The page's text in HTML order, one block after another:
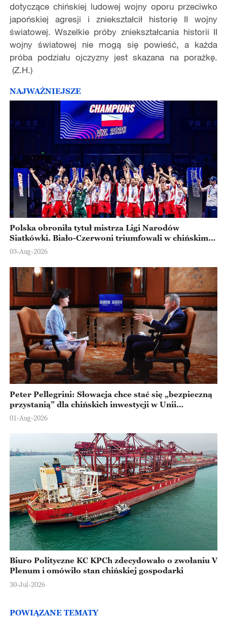
dotyczące chińskiej ludowej wojny oporu przeciwko
japońskiej agresji i zniekształcił historię II wojny
światowej. Wszelkie próby zniekształcania historii II
wojny światowej nie mogą się powieść, a każda
próba podziału ojczyzny jest skazana na porażkę.
(Z.H.)
NAJWAŻNIEJSZE
Polska obroniła tytuł mistrza Ligi Narodów
Siatkówki. Biało-Czerwoni triumfowali w chińskim
Ningbo
03-Aug-2026
Peter Pellegrini: Słowacja chce stać się „bezpieczną
przystanią” dla chińskich inwestycji w Unii
Europejskiej
01-Aug-2026
Biuro Polityczne KC KPCh zdecydowało o zwołaniu V
Plenum i omówiło stan chińskiej gospodarki
30-Jul-2026
POWIĄZANE TEMATY